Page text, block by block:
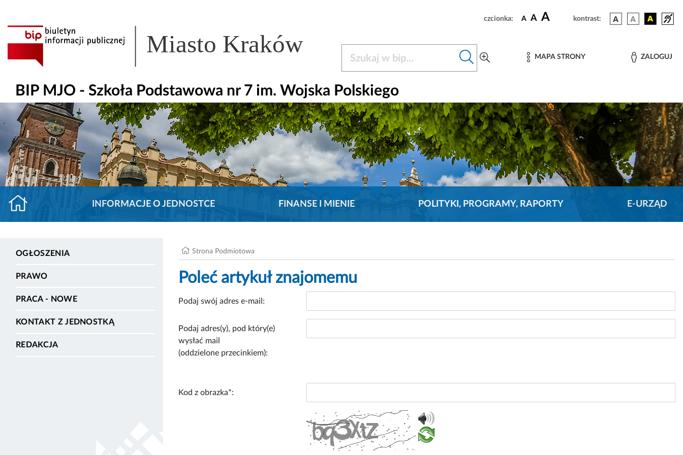
czcionka: A A A kontrast:
Miasto Kraków MAPA STRONY ZALOGUJ
BIP MJO - Szkoła Podstawowa nr 7 im. Wojska Polskiego
INFORMACJE O JEDNOSTCE FINANSE I MIENIE POLITYKI, PROGRAMY, RAPORTY E-URZĄD
OGŁOSZENIA
PRAWO
PRACA - NOWE
KONTAKT Z JEDNOSTKĄ
REDAKCJA
Strona Podmiotowa
Poleć artykuł znajomemu
Podaj swój adres e-mail:
Podaj adres(y), pod który(e)
wysłać mail
(oddzielone przecinkiem):
Kod z obrazka*: